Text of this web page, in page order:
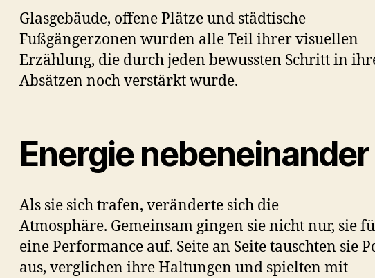
Glasgebäude, offene Plätze und städtische
Fußgängerzonen wurden alle Teil ihrer visuellen
Erzählung, die durch jeden bewussten Schritt in
Absätzen noch verstärkt wurde.
Energie nebeneinander
Als sie sich trafen, veränderte sich die
Atmosphäre. Gemeinsam gingen sie nicht nur, sie
eine Performance auf. Seite an Seite tauschten sie
aus, verglichen ihre Haltungen und spielten mit